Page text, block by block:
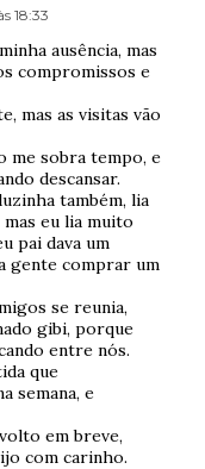
18:33
ausência, mas
compromissos e
mas as visitas vão
me sobra tempo, e
descansar.
também, lia
eu lia muito
pai dava um
gente comprar um
se reunia,
gibi, porque
entre nós.
que
semana, e
em breve,
com carinho.